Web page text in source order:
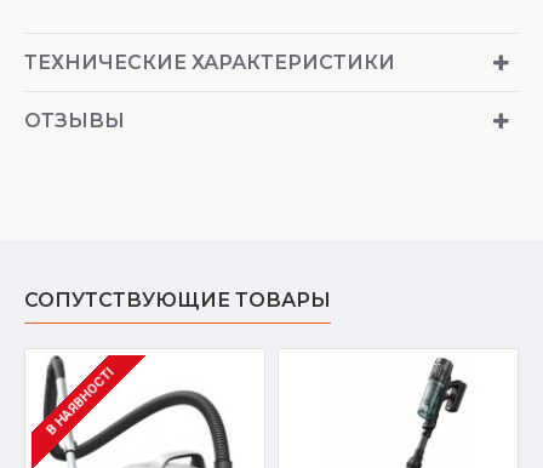
ТЕХНИЧЕСКИЕ ХАРАКТЕРИСТИКИ
ОТЗЫВЫ
СОПУТСТВУЮЩИЕ ТОВАРЫ
В НАЯВНОСТІ